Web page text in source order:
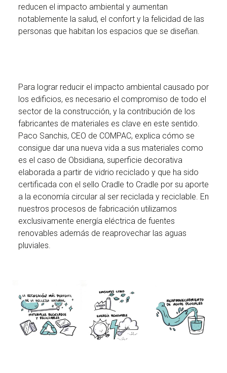
reducen el impacto ambiental y aumentan
notablemente la salud, el confort y la felicidad de las
personas que habitan los espacios que se diseñan.
Para lograr reducir el impacto ambiental causado por
los edificios, es necesario el compromiso de todo el
sector de la construcción, y la contribución de los
fabricantes de materiales es clave en este sentido.
Paco Sanchis, CEO de COMPAC, explica cómo se
consigue dar una nueva vida a sus materiales como
es el caso de Obsidiana, superficie decorativa
elaborada a partir de vidrio reciclado y que ha sido
certificada con el sello Cradle to Cradle por su aporte
a la economía circular al ser reciclada y reciclable. En
nuestros procesos de fabricación utilizamos
exclusivamente energía eléctrica de fuentes
renovables además de reaprovechar las aguas
pluviales.